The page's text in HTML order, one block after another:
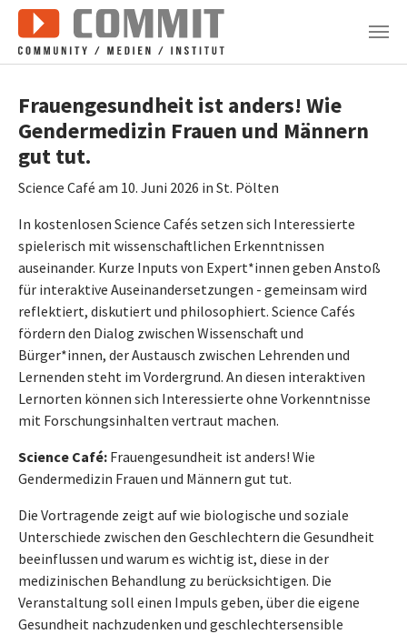
Zum Hauptinhalt springen
Frauengesundheit ist anders! Wie
Gendermedizin Frauen und Männern
gut tut.
Science Café am 10. Juni 2026 in St. Pölten
In kostenlosen Science Cafés setzen sich Interessierte
spielerisch mit wissenschaftlichen Erkenntnissen
auseinander. Kurze Inputs von Expert*innen geben Anstoß
für interaktive Auseinandersetzungen - gemeinsam wird
reflektiert, diskutiert und philosophiert. Science Cafés
fördern den Dialog zwischen Wissenschaft und
Bürger*innen, der Austausch zwischen Lehrenden und
Lernenden steht im Vordergrund. An diesen interaktiven
Lernorten können sich Interessierte ohne Vorkenntnisse
mit Forschungsinhalten vertraut machen.
Science Café: Frauengesundheit ist anders! Wie
Gendermedizin Frauen und Männern gut tut.
Die Vortragende zeigt auf wie biologische und soziale
Unterschiede zwischen den Geschlechtern die Gesundheit
beeinflussen und warum es wichtig ist, diese in der
medizinischen Behandlung zu berücksichtigen. Die
Veranstaltung soll einen Impuls geben, über die eigene
Gesundheit nachzudenken und geschlechtersensible